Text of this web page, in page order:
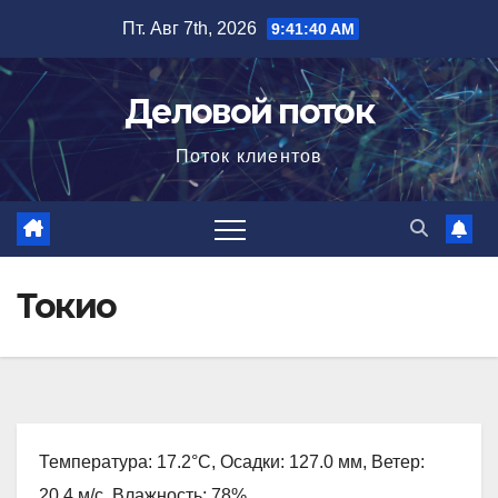
содержимому
Пт. Авг 7th, 2026 9:41:41 AM
Деловой поток
Поток клиентов
Токио
Температура: 17.2°C, Осадки: 127.0 мм, Ветер: